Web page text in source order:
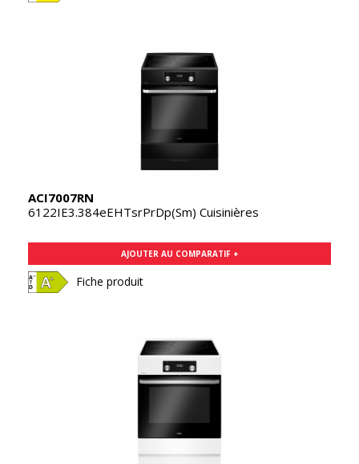
ACI7007RN
6122IE3.384eEHTsrPrDp(Sm) Cuisinières
AJOUTER AU COMPARATIF +
Fiche produit